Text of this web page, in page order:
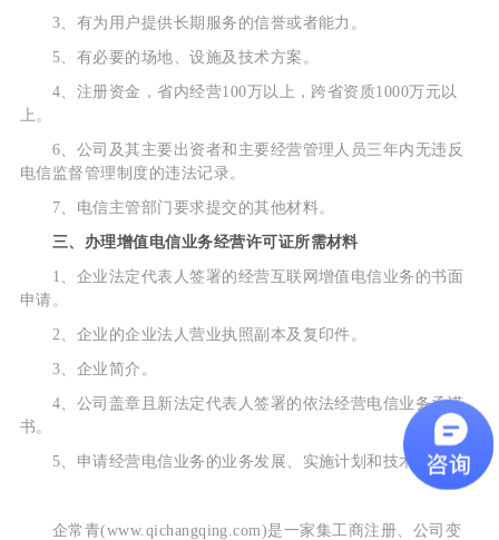
3、有为用户提供长期服务的信誉或者能力。
5、有必要的场地、设施及技术方案。
4、注册资金，省内经营100万以上，跨省资质1000万元以
上。
6、公司及其主要出资者和主要经营管理人员三年内无违反
电信监督管理制度的违法记录。
7、电信主管部门要求提交的其他材料。
三、办理增值电信业务经营许可证所需材料
1、企业法定代表人签署的经营互联网增值电信业务的书面
申请。
2、企业的企业法人营业执照副本及复印件。
3、企业简介。
4、公司盖章且新法定代表人签署的依法经营电信业务承诺
书。
5、申请经营电信业务的业务发展、实施计划和技术方案。
企常青(www.qichangqing.com)是一家集工商注册、公司变